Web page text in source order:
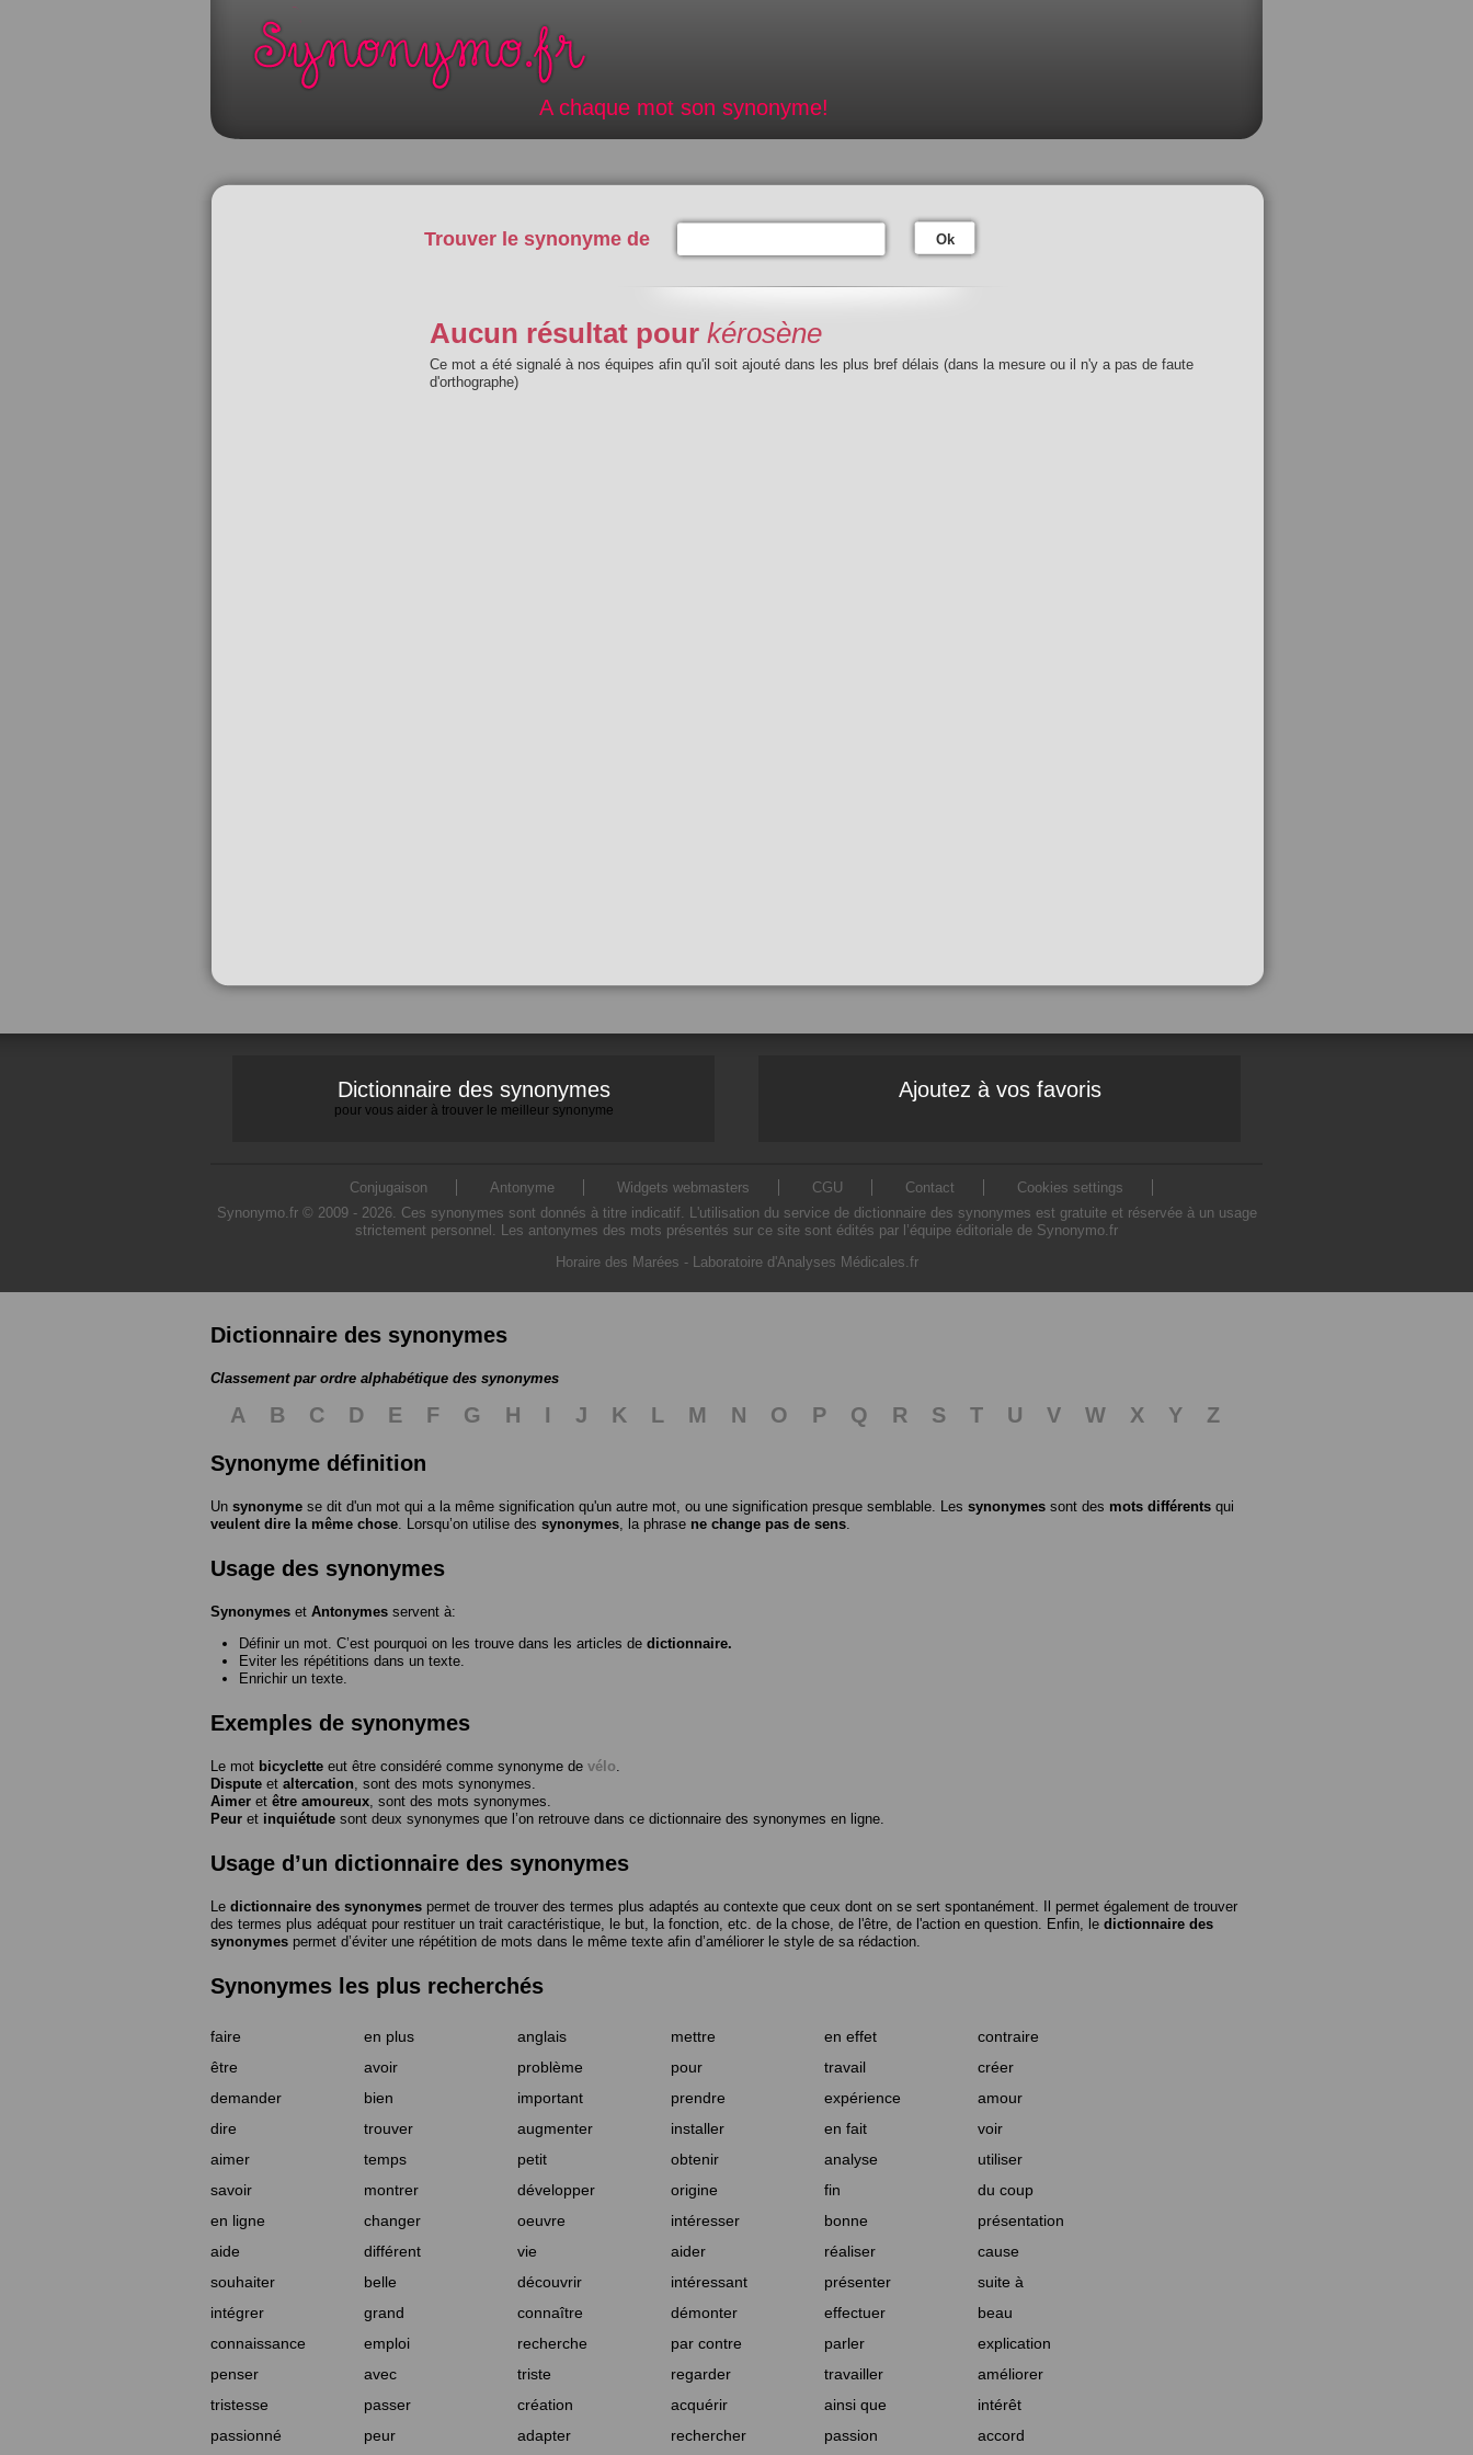
A chaque mot son synonyme!
Trouver le synonyme de Ok
Aucun résultat pour kérosène
Ce mot a été signalé à nos équipes afin qu'il soit ajouté dans les plus bref délais (dans la mesure ou il n'y a pas de faute
d'orthographe)
Dictionnaire des synonymes
pour vous aider à trouver le meilleur synonyme
Ajoutez à vos favoris
Conjugaison Antonyme Widgets webmasters CGU Contact
Cookies settings
Synonymo.fr © 2009 - 2026. Ces synonymes sont donnés à titre indicatif. L'utilisation du service de dictionnaire des synonymes est gratuite et réservée à un usage
strictement personnel. Les antonymes des mots présentés sur ce site sont édités par l’équipe éditoriale de Synonymo.fr
Horaire des Marées - Laboratoire d'Analyses Médicales.fr
Dictionnaire des synonymes
Classement par ordre alphabétique des synonymes
A B C D E F G H I J K L M N O P Q R S T U V W X Y
Z
Synonyme définition
Un synonyme se dit d'un mot qui a la même signification qu'un autre mot, ou une signification presque semblable. Les synonymes sont des mots différents qui
veulent dire la même chose . Lorsqu’on utilise des synonymes , la phrase ne change pas de sens
Usage des synonymes
Synonymes et Antonymes servent à:
Définir un mot. C’est pourquoi on les trouve dans les articles de dictionnaire.
Eviter les répétitions dans un texte.
Enrichir un texte.
Exemples de synonymes
Le mot bicyclette eut être considéré comme synonyme de vélo
Dispute et altercation , sont des mots synonymes.
Aimer et être amoureux , sont des mots synonymes.
Peur et inquiétude sont deux synonymes que l’on retrouve dans ce dictionnaire des synonymes en ligne.
Usage d’un dictionnaire des synonymes
Le dictionnaire des synonymes permet de trouver des termes plus adaptés au contexte que ceux dont on se sert spontanément. Il permet également de trouver
des termes plus adéquat pour restituer un trait caractéristique, le but, la fonction, etc. de la chose, de l'être, de l'action en question. Enfin, le dictionnaire des
synonymes permet d’éviter une répétition de mots dans le même texte afin d’améliorer le style de sa rédaction.
Synonymes les plus recherchés
faire en plus anglais mettre en effet
contraire
être
avoir problème pour travail
créer
demander
bien important prendre expérience
amour
dire
trouver augmenter installer en fait
voir
aimer
temps petit obtenir analyse
utiliser
savoir
montrer développer origine fin
du coup
en ligne
changer oeuvre intéresser bonne
présentation
aide
différent vie aider réaliser
cause
souhaiter
belle découvrir intéressant présenter
suite à
intégrer
grand connaître démonter effectuer
beau
connaissance
emploi recherche par contre parler
explication
penser
avec triste regarder travailler
améliorer
tristesse
passer création acquérir ainsi que
intérêt
passionné
peur adapter rechercher passion accord